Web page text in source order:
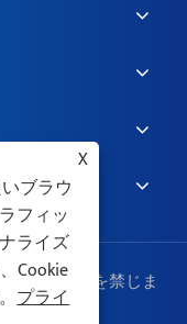
司無断転載を禁じま
X
ブラウ
フィッ
ライズ
Cookie
プライ